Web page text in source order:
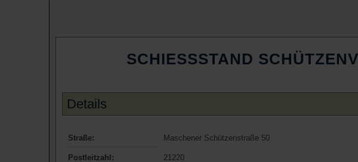
SCHIESSSTAND
Details
Straße: Maschener Schützenstraße 50
Postleitzahl: 21220